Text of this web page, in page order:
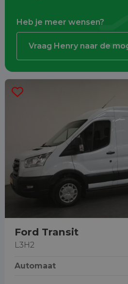
Heb je meer wensen?
Vraag Henry naar de
Ford Transit
L3H2
Automaat